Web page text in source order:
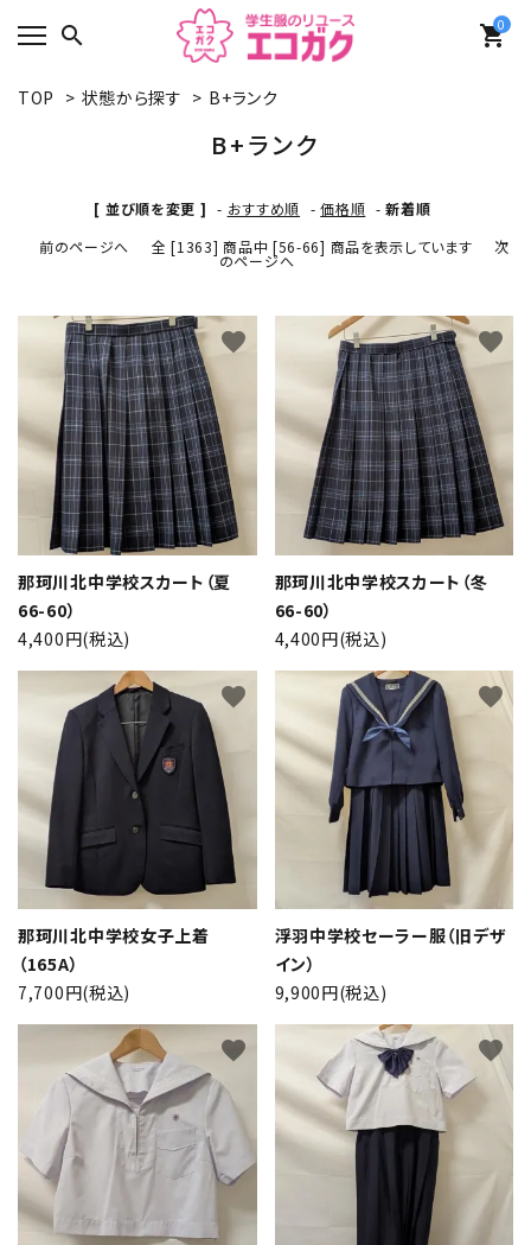
search 0
shopping_cart
TOP > 状態から探す > B+ランク
B+ランク
[ 並び順を変更 ] - おすすめ順 -価格順 -新着順
前のページへ
全 [1363] 商品中 [56-66] 商品を表示しています 次
のページへ
那珂川北中学校スカート（夏
66-60）
4,400円(税込)
favorite
那珂川北中学校スカート（冬
66-60）
4,400円(税込)
favorite
那珂川北中学校女子上着
（165A）
7,700円(税込)
favorite
浮羽中学校セーラー服（旧デザ
イン）
9,900円(税込)
favorite
favorite favorite